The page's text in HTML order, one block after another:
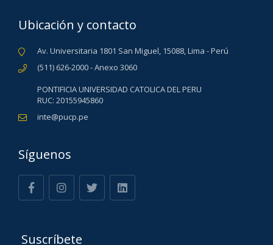
Ubicación y contacto
Av. Universitaria 1801 San Miguel, 15088, Lima - Perú
(511) 626-2000 - Anexo 3060
PONTIFICIA UNIVERSIDAD CATOLICA DEL PERU
RUC: 20155945860
inte@pucp.pe
Síguenos
Suscríbete